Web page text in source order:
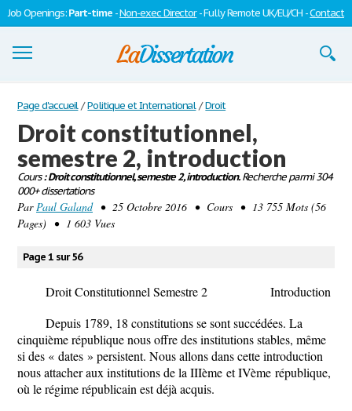
Job Openings:Part-time -Non-exec Director- Fully Remote UK/EU/CH -Contact
Dissertations
S'inscrire
Se connecter
Contactez-nous
Page d'accueil / Politique et International / Droit
Droit constitutionnel,
semestre 2, introduction
Cours: Droit constitutionnel, semestre 2, introduction.Recherche parmi 304
000+ dissertations
ParPaul Galand• 25 Octobre 2016 • Cours • 13 755 Mots (56
Pages) • 1 603 Vues
Page 1 sur 56
Droit Constitutionnel Semestre 2 Introduction
Depuis 1789, 18 constitutions se sont succédées. La
cinquième république nous offre des institutions stables, même
si des « dates » persistent. Nous allons dans cette introduction
nous attacher aux institutions de la IIIème et IVème république,
où le régime républicain est déjà acquis.